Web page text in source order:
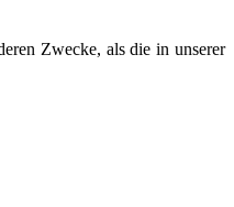
Zwecke, als die in unserer